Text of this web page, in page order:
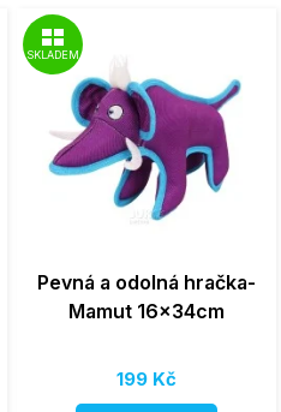
SKLADEM
Pevná a odolná hračka-
Mamut 16x34cm
199 Kč